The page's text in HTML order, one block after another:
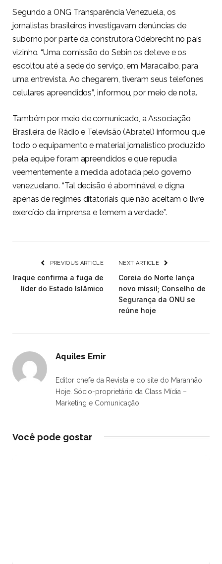
Segundo a ONG Transparência Venezuela, os
jornalistas brasileiros investigavam denúncias de
suborno por parte da construtora Odebrecht no país
vizinho. “Uma comissão do Sebin os deteve e os
escoltou até a sede do serviço, em Maracaibo, para
uma entrevista. Ao chegarem, tiveram seus telefones
celulares apreendidos”, informou, por meio de nota.
Também por meio de comunicado, a Associação
Brasileira de Rádio e Televisão (Abratel) informou que
todo o equipamento e material jornalístico produzido
pela equipe foram apreendidos e que repudia
veementemente a medida adotada pelo governo
venezuelano. “Tal decisão é abominável e digna
apenas de regimes ditatoriais que não aceitam o livre
exercício da imprensa e temem a verdade”.
PREVIOUS ARTICLE
Iraque confirma a fuga de
líder do Estado Islâmico
NEXT ARTICLE
Coreia do Norte lança
novo míssil; Conselho de
Segurança da ONU se
reúne hoje
Aquiles Emir
Editor chefe da Revista e do site do Maranhão
Hoje. Sócio-proprietário da Class Mídia –
Marketing e Comunicação
Você pode gostar